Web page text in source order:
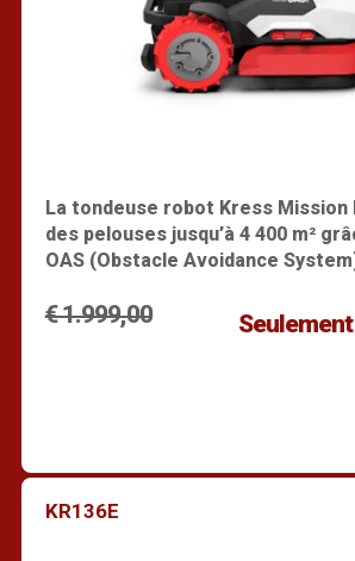
La tondeuse robot Kress Mission
des pelouses jusqu’à 4 400 m²
OAS (Obstacle Avoidance
€ 1.999,00 Seulement
Trouver un
KR136E